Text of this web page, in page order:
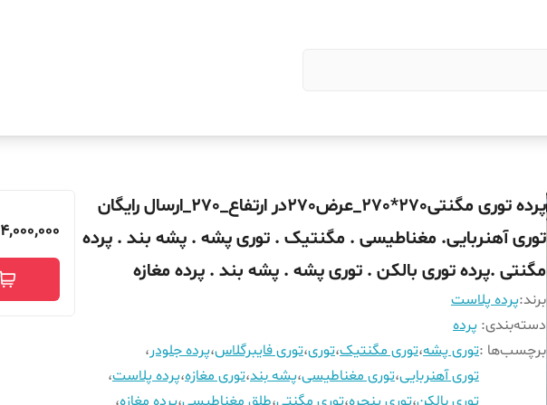
پرده توری مگنتی270*270_عرض270در ارتفاع_270_ارسال رایگان
توری آهنربایی. مغناطیسی . مگنتیک . توری پشه . پشه بند . پرده
مگنتی .پرده توری بالکن . توری پشه . پشه بند . پرده مغازه
برند:پرده پلاست
دسته‌بندی: پرده
برچسب‌ها :توری پشه،توری مگنتیک،توری،توری فایبرگلاس،پرده جلودر،
توری آهنربایی،توری مغناطیسی،پشه بند،توری مغازه،پرده پلاست،
4,000,000